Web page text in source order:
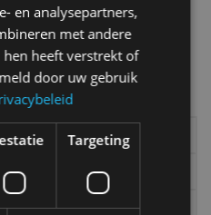
van AutoRAI.nl
Autotests
Column
Tech
en analysepartners,
met andere
heeft verstrekt of
door uw gebruik
Targeting